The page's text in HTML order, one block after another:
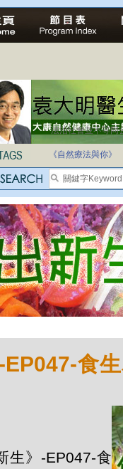
法治社會並不等同
《自然療法與你》
EP047-食
生》-EP047-食